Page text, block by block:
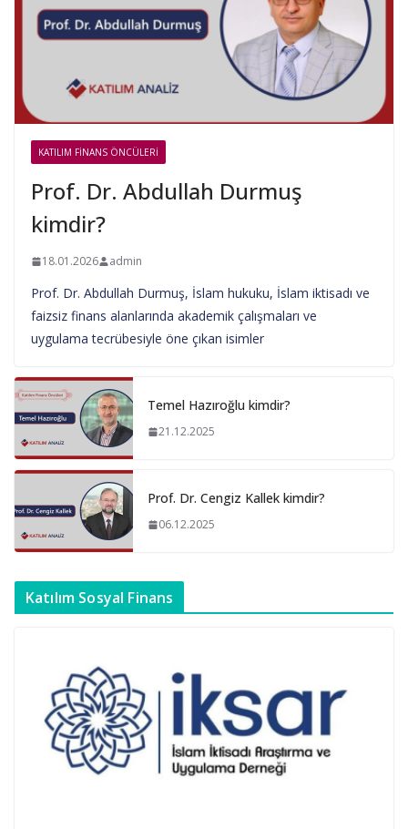
KATILIM FINANS ÖNCÜLERI
Prof. Dr. Abdullah Durmuş
kimdir?
18.01.2026 admin
Prof. Dr. Abdullah Durmuş, İslam hukuku, İslam iktisadı ve
faizsiz finans alanlarında akademik çalışmaları ve
uygulama tecrübesiyle öne çıkan isimler
Temel Hazıroğlu kimdir?
21.12.2025
Prof. Dr. Cengiz Kallek kimdir?
06.12.2025
Katılım Sosyal Finans